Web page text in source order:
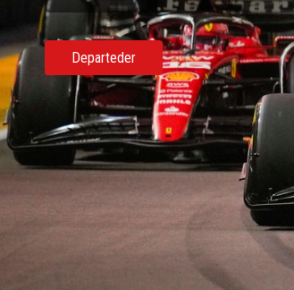
Το μουσικο καταφυγιο φιλοξενη 5 σταθμούς
ενδιαφέροντα άρθρα.
Aρθρα